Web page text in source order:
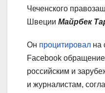
Чеченского
Швеции Майрбек
Он процитировал на
Facebook
российским и
и журналистам,